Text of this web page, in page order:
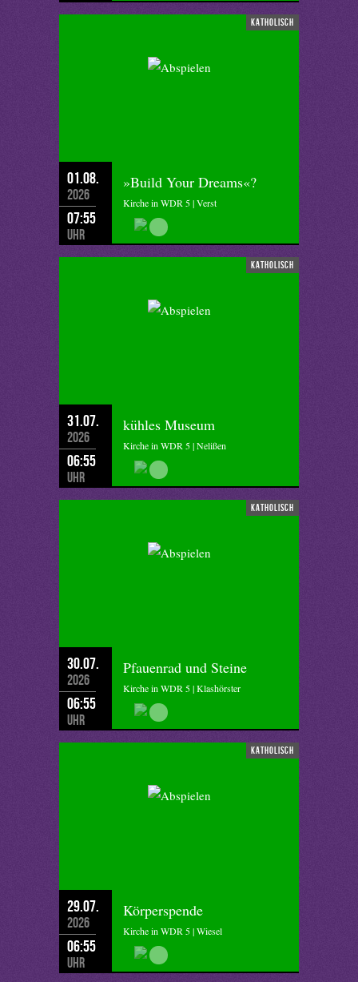
katholisch
01.08.
2026
07:55
Uhr
»Build Your Dreams«?
Kirche in WDR 5 | Verst
katholisch
31.07.
2026
06:55
Uhr
kühles Museum
Kirche in WDR 5 | Nelißen
katholisch
30.07.
2026
06:55
Uhr
Pfauenrad und Steine
Kirche in WDR 5 | Klashörster
katholisch
29.07.
2026
06:55
Uhr
Körperspende
Kirche in WDR 5 | Wiesel